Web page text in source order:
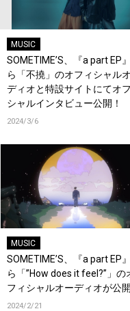
MUSIC
SOMETIME’S、『a part EP
ら「不撓」のオフィシャル
ディオと特設サイトにてオ
シャルインタビュー公開！
2024/3/6
MUSIC
SOMETIME’S、『a part EP
ら「”How does it feel?”」の
フィシャルオーディオが公開
2024/2/21